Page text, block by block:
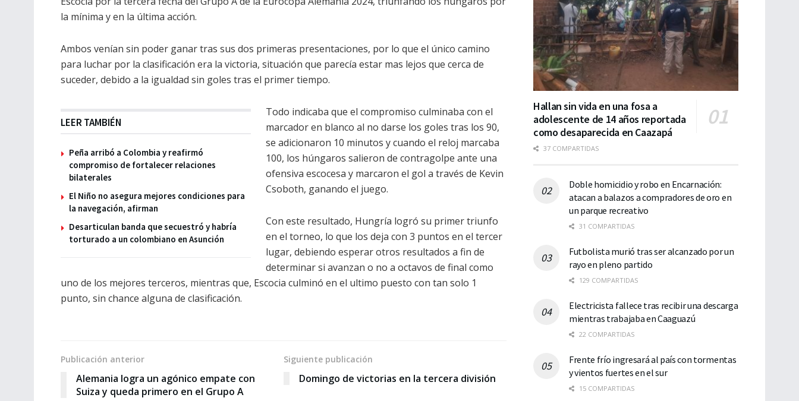
la mínima y en la última acción.
Ambos venían sin poder ganar tras sus dos primeras presentaciones, por lo que el único camino
para luchar por la clasificación era la victoria, situación que parecía estar mas lejos que cerca de
suceder, debido a la igualdad sin goles tras el primer tiempo.
LEER TAMBIÉN
Peña arribó a Colombia y reafirmó
compromiso de fortalecer relaciones
bilaterales
El Niño no asegura mejores condiciones para
la navegación, afirman
Desarticulan banda que secuestró y habría
torturado a un colombiano en Asunción
Todo indicaba que el compromiso culminaba con el
marcador en blanco al no darse los goles tras los 90,
se adicionaron 10 minutos y cuando el reloj marcaba
100, los húngaros salieron de contragolpe ante una
ofensiva escocesa y marcaron el gol a través de Kevin
Csoboth, ganando el juego.
Con este resultado, Hungría logró su primer triunfo
en el torneo, lo que los deja con 3 puntos en el tercer
lugar, debiendo esperar otros resultados a fin de
determinar si avanzan o no a octavos de final como
uno de los mejores terceros, mientras que, Escocia culminó en el ultimo puesto con tan solo 1
punto, sin chance alguna de clasificación.
Publicación anterior
Alemania logra un agónico empate con
Suiza y queda primero en el Grupo A
Siguiente publicación
Domingo de victorias en la tercera división
Hallan sin vida en una fosa a
adolescente de 14 años reportada
como desaparecida en Caazapá
37 COMPARTIDAS
Doble homicidio y robo en Encarnación:
atacan a balazos a compradores de oro en
un parque recreativo
31 COMPARTIDAS
Futbolista murió tras ser alcanzado por un
rayo en pleno partido
129 COMPARTIDAS
Electricista fallece tras recibir una descarga
mientras trabajaba en Caaguazú
22 COMPARTIDAS
Frente frío ingresará al país con tormentas
y vientos fuertes en el sur
15 COMPARTIDAS